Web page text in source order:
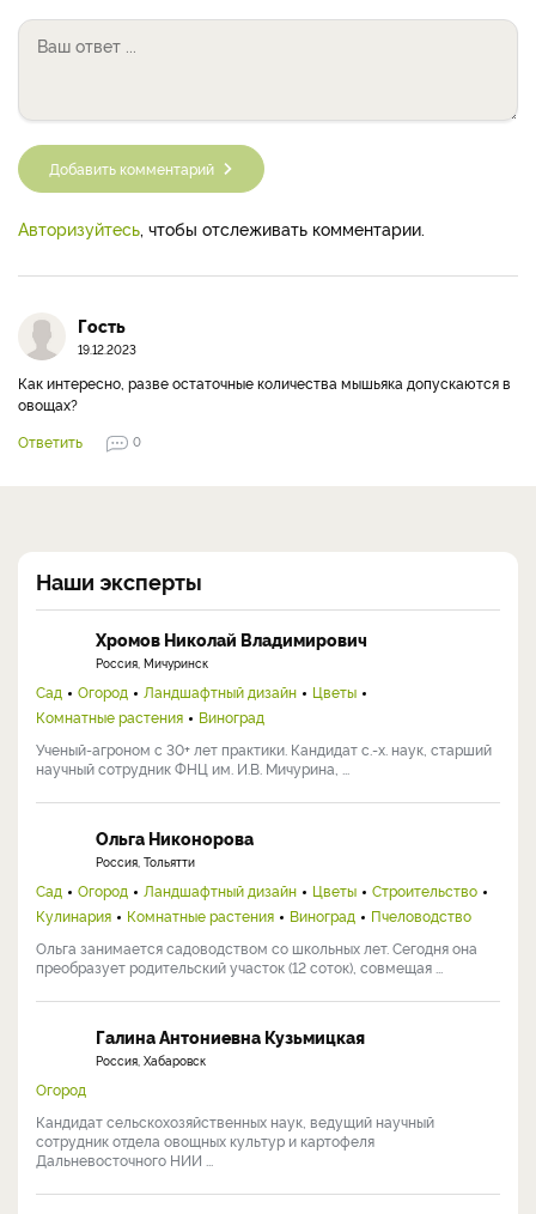
Добавить комментарий
Авторизуйтесь , чтобы отслеживать комментарии.
Гость
19.12.2023
Как интересно, разве остаточные количества мышьяка допускаются в
овощах?
Ответить
0
Наши эксперты
Хромов Николай Владимирович
Россия, Мичуринск
Сад Огород Ландшафтный дизайн
Цветы
Комнатные растения
Виноград
Ученый-агроном с 30+ лет практики. Кандидат с.-х. наук, старший
научный сотрудник ФНЦ им. И.В. Мичурина, ...
Ольга Никонорова
Россия, Тольятти
Сад Огород Ландшафтный дизайн Цветы
Строительство
Кулинария
Комнатные растения Виноград
Пчеловодство
Ольга занимается садоводством со школьных лет. Сегодня она
преобразует родительский участок (12 соток), совмещая ...
Галина Антониевна Кузьмицкая
Россия, Хабаровск
Огород
Кандидат сельскохозяйственных наук, ведущий научный
сотрудник отдела овощных культур и картофеля
Дальневосточного НИИ ...